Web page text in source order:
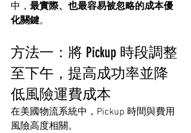
中， 最實際、也最容易被忽略的成本優
化關鍵。
方法一：將 Pickup 時段調整
至下午，提高成功率並降
低風險運費成本
在美國物流系統中，Pickup 時間與費用
風險高度相關。